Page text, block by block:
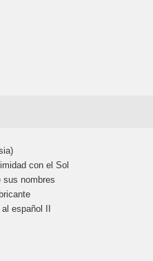
con el Sol
sus nombres
español II